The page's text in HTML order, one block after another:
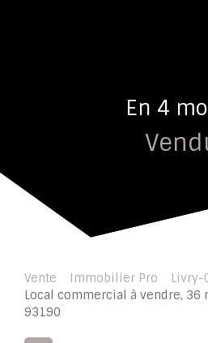
En 4
Vente Immobilier Pro
Livry-
Local commercial à vendre, 36
93190